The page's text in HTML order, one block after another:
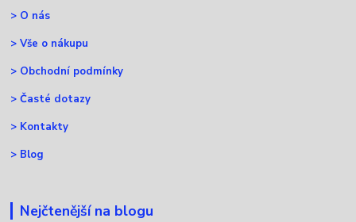
> O nás
>Vše o nákupu
> Obchodní podmínky
>Časté dotazy
> Kontakty
> Blog
Nejčtenější na blogu